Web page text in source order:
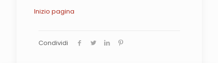
Inizio pagina
Condividi